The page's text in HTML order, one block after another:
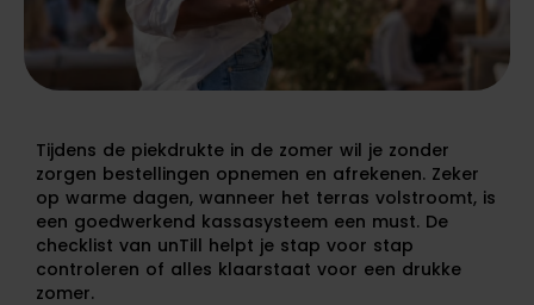
Tijdens de piekdrukte in de zomer wil je zonder
zorgen bestellingen opnemen en afrekenen. Zeker
op warme dagen, wanneer het terras volstroomt, is
een goedwerkend kassasysteem een must. De
checklist van unTill helpt je stap voor stap
controleren of alles klaarstaat voor een drukke
zomer.